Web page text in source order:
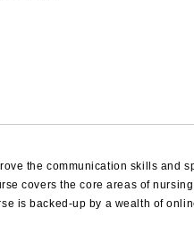
the communication skills
covers the core areas of
is backed-up by a wealth of